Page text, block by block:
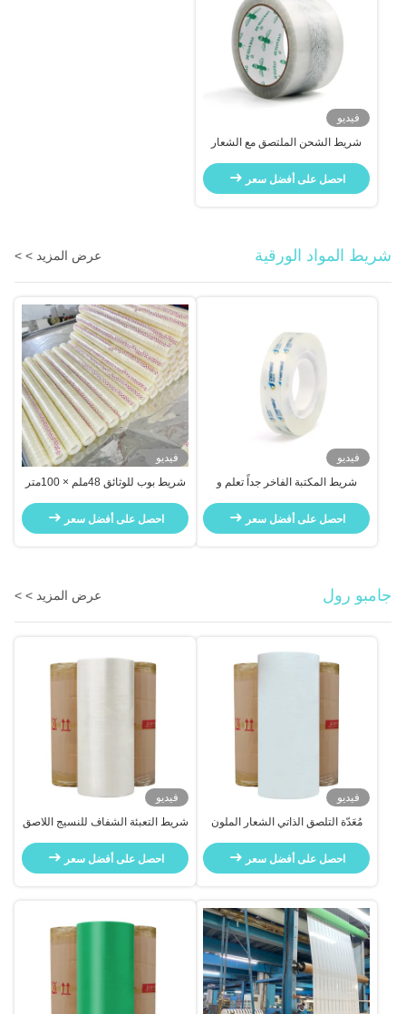
فيديو
شريط الشحن الملتصق مع الشعار
احصل على أفضل سعر
شريط المواد الورقية عرض المزيد > >
فيديو
شريط المكتبة الفاخر جداً تعلم و
احصل على أفضل سعر
فيديو
شريط بوب للوثائق 48ملم × 100متر
احصل على أفضل سعر
جامبو رول عرض المزيد > >
فيديو
مُعَدّة التلصق الذاتي الشعار الملون
احصل على أفضل سعر
فيديو
شريط التعبئة الشفاف للنسيج اللاصق
احصل على أفضل سعر